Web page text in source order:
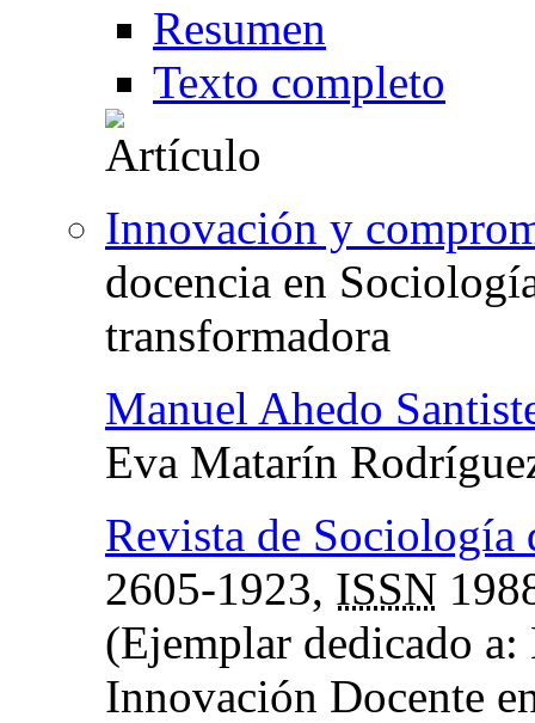
Resumen
Texto completo
Innovación y
docencia en
transformadora
Manuel Ahedo
Eva Matarín
Revista de
2605-1923, ISSN
(Ejemplar dedicado
Innovación Docente